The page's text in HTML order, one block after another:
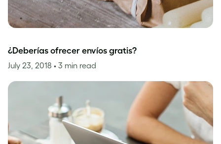
¿Deberías ofrecer envíos gratis?
July 23, 2018 • 3 min read